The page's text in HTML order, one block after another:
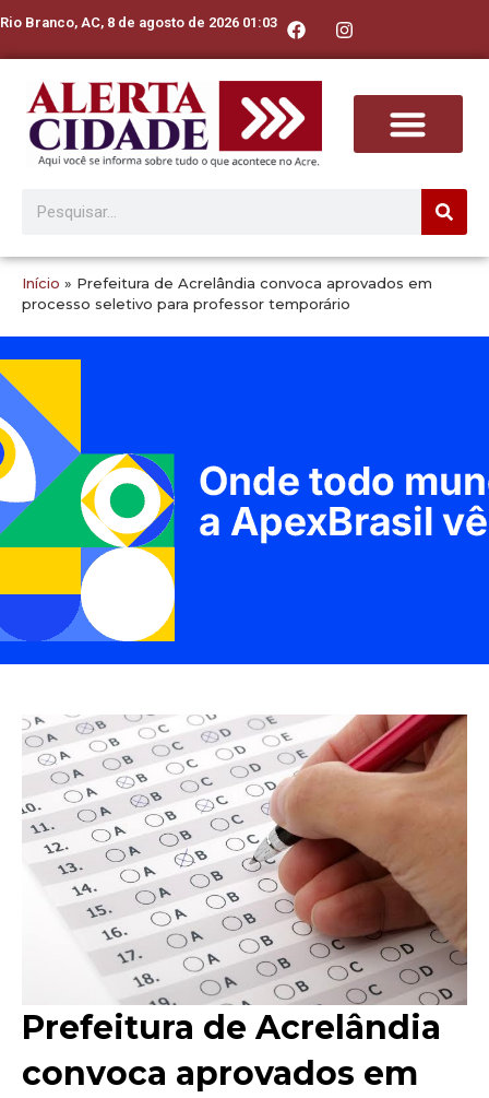
Rio Branco, AC, 8 de agosto de 2026 01:03
Início » Prefeitura de Acrelândia convoca aprovados em
processo seletivo para professor temporário
Prefeitura de Acrelândia
convoca aprovados em